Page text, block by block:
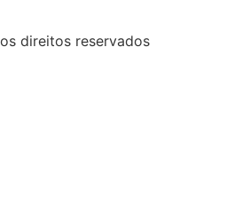
direitos reservados